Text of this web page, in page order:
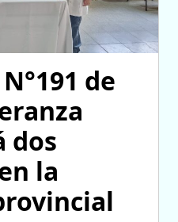
de
dos
la